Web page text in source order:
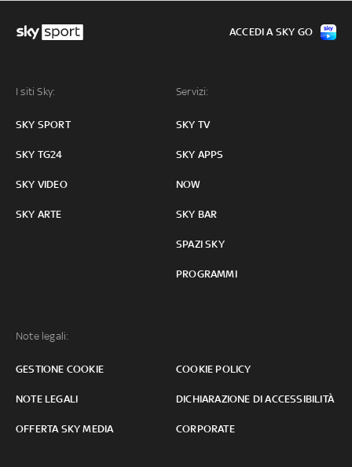
I siti Sky:
SKY SPORT
SKY TG24
SKY VIDEO
SKY ARTE
Servizi:
SKY TV
SKY APPS
NOW
SKY BAR
SPAZI SKY
PROGRAMMI
Note legali:
GESTIONE COOKIE COOKIE POLICY
NOTE LEGALI DICHIARAZIONE DI ACCESSIBILITÀ
OFFERTA SKY MEDIA CORPORATE
ACCEDI A SKY GO